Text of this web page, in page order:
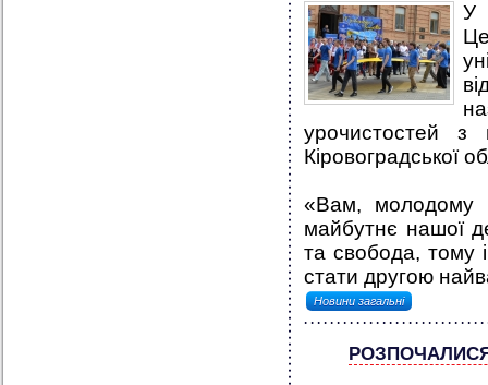
У
урочистостей
Кіровоградської
«Вам, молодому
майбутнє нашої
та свобода, тому
стати другою
Новини загальні